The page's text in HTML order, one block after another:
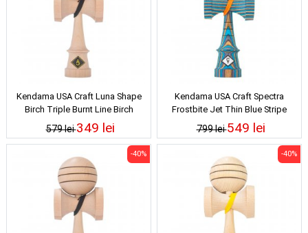
Kendama USA Craft Luna Shape
Birch Triple Burnt Line Birch
579 lei349 lei
Kendama USA Craft Spectra
Frostbite Jet Thin Blue Stripe
799 lei549 lei
-40% -40%